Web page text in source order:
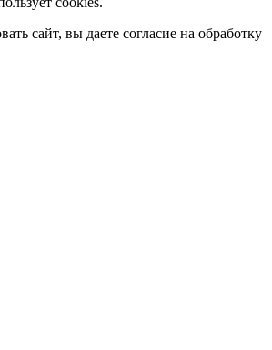
сайт, вы даете согласие на обработку